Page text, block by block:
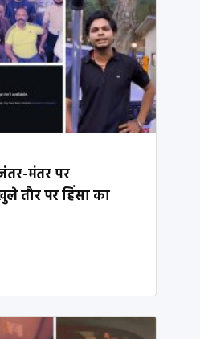
मंतर पर
तौर पर हिंसा का